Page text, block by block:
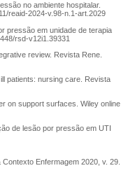
no ambiente hospitalar.
reaid-2024-v.98-n.1-art.2029
pressão em unidade de terapia
rsd-v12i1.39331
review. Revista Rene.
patients: nursing care. Revista
on support surfaces. Wiley online
de lesão por pressão em UTI
Enfermagem 2020, v. 29.